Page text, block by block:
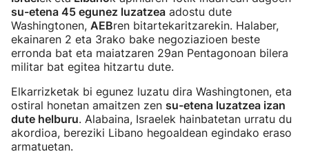
su-etena 45 egunez luzatzea adostu dute
Washingtonen, AEBren bitartekaritzarekin. Halaber,
ekainaren 2 eta 3rako bake negoziazioen beste
erronda bat eta maiatzaren 29an Pentagonoan bilera
militar bat egitea hitzartu dute.
Elkarrizketak bi egunez luzatu dira Washingtonen, eta
ostiral honetan amaitzen zen su-etena luzatzea izan
dute helburu. Alabaina, Israelek hainbatetan urratu du
akordioa, bereziki Libano hegoaldean egindako eraso
armatuetan.